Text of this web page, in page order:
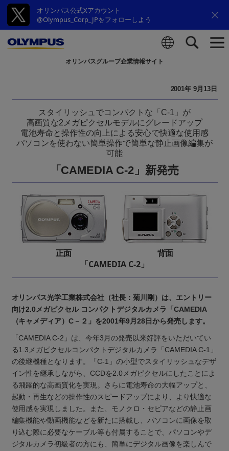
オリンパス公式Xアカウント
@Olympus_Corp_JPをフォローしよう
オリンパスグループ企業情報サイト
2001年 9月13日
スタイリッシュでコンパクトな「C-1」が
高画質な2メガピクセルモデルにグレードアップ
電池寿命と操作性の向上による安心で快適な使用感
パソコンを使わない簡単操作で簡単な静止画像編集が
可能
「CAMEDIA C-2」新発売
正面
背面
「CAMEDIA C-2」
オリンパス光学工業株式会社（社長：菊川剛）は、エントリー
向け2.0メガピクセル コンパクトデジタルカメラ「CAMEDIA
（キャメディア）C－２」を2001年9月28日から発売します。
「CAMEDIA C-2」は、今年3月の発売以来好評をいただいてい
る1.3メガピクセルコンパクトデジタルカメラ「CAMEDIA C-1」
の後継機種となります。「C-1」の小型でスタイリッシュなデザ
イン性を継承しながら、CCDを2.0メガピクセルにしたことによ
る飛躍的な高画質化を実現。さらに電池寿命の大幅アップと、
起動・再生などの操作性のスピードアップにより、より快適な
使用感を実現しました。また、モノクロ・セピアなどの静止画
編集機能や動画機能などを新たに搭載し、パソコンに画像を取
り込む際に必要なケーブル等も付属することで、パソコンやデ
ジタルカメラ初級者の方にも、簡単にデジタル画像を楽しんで